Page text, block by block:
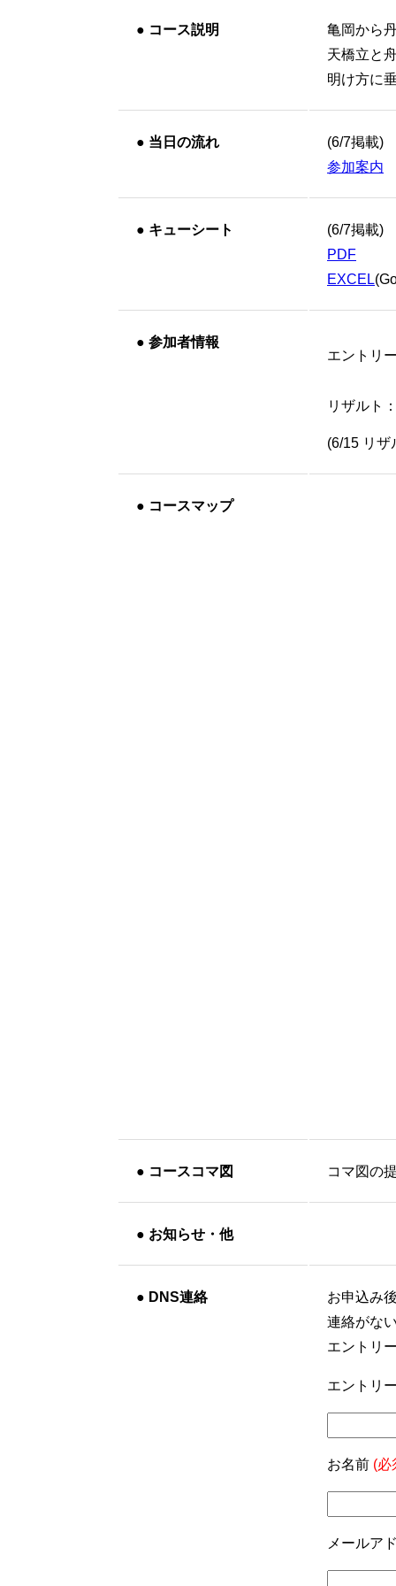
● コース説明
亀岡から
天橋立と
明け方に
● 当日の流れ
(6/7掲載)
参加案内
● キューシート
(6/7掲載)
PDF
EXCEL
● 参加者情報
エントリ
リザルト：
(6/15 リザ
● コースマップ
● コースコマ図 コマ図の
● お知らせ・他
● DNS連絡
お申込み
連絡がな
エントリ
エントリ
お名前 (必
メールア